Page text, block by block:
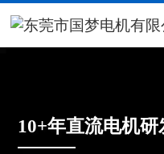
10+年直流电机